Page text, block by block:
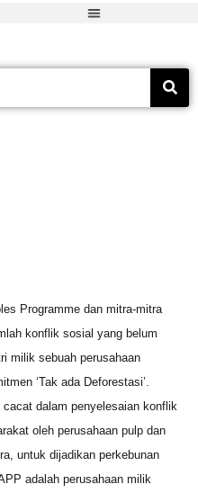
WKS
Programme dan mitra-mitra
konflik sosial yang belum
milik sebuah perusahaan
‘Tak ada Deforestasi’.
dalam penyelesaian konflik
oleh perusahaan pulp dan
untuk dijadikan perkebunan
adalah perusahaan milik